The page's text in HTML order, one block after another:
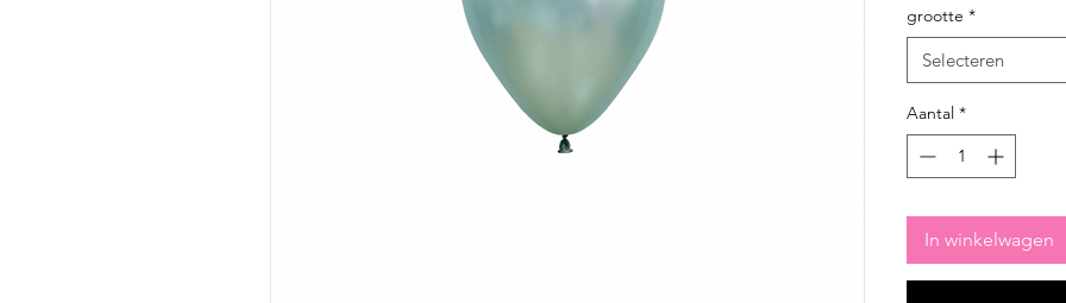
grootte *
Selecteren
Aantal *
In winkelwagen